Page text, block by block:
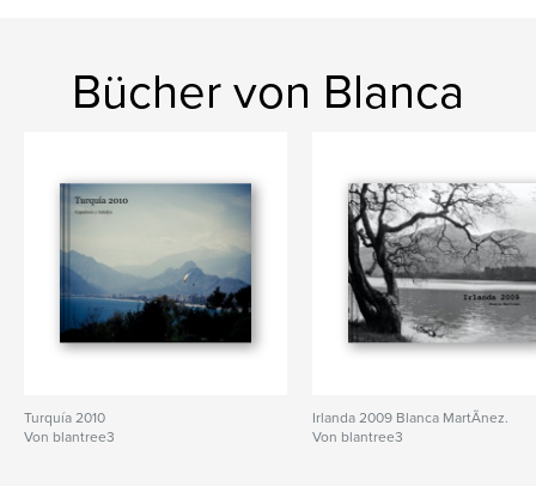
Bücher von Blanca
Turquía 2010
Von blantree3
Irlanda 2009 Blanca MartÃ­nez.
Von blantree3